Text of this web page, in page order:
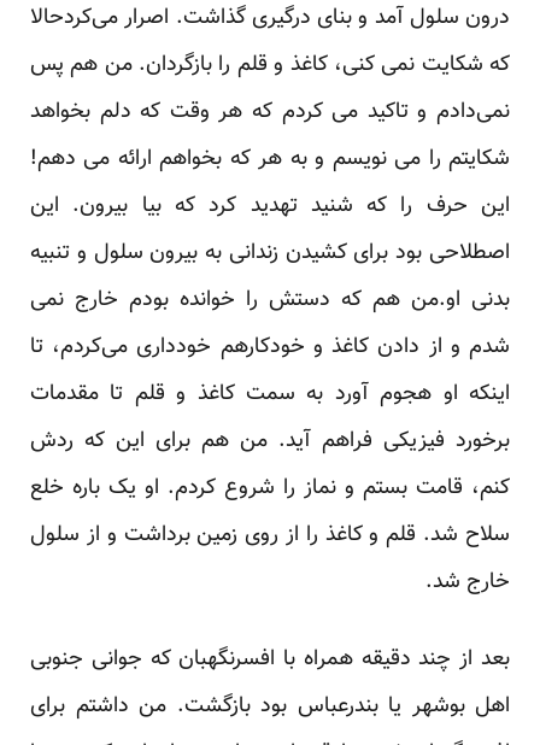
درون سلول آمد و بنای درگیری گذاشت. اصرار می‌کردحالا
که شکایت نمی کنی، کاغذ و قلم را بازگردان. من هم پس
نمی‌دادم و تاکید می کردم که هر وقت که دلم بخواهد
شکایتم را می نویسم و به هر که بخواهم ارائه می دهم!
این حرف را که شنید تهدید کرد که بیا بیرون. این
اصطلاحی بود برای کشیدن زندانی به بیرون سلول و تنبیه
بدنی او.من هم که دستش را خوانده بودم خارج نمی
شدم و از دادن کاغذ و خودکارهم خودداری می‌کردم، تا
اینکه او هجوم آورد به سمت کاغذ و قلم تا مقدمات
برخورد فیزیکی فراهم آید. من هم برای این که ردش
کنم، قامت بستم و نماز را شروع کردم. او یک باره خلع
سلاح شد. قلم و کاغذ را از روی زمین برداشت و از سلول
خارج شد.
بعد از چند دقیقه همراه با افسرنگهبان که جوانی جنوبی
اهل بوشهر یا بندرعباس بود بازگشت. من داشتم برای